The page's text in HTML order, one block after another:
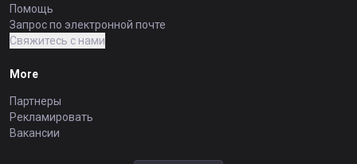
Помощь
Запрос по электронной почте
Свяжитесь с нами
More
Партнеры
Рекламировать
Вакансии